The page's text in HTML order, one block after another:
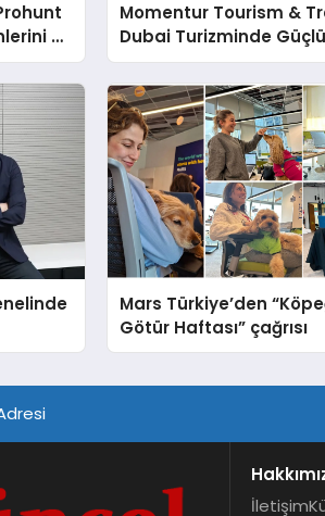
ve
Momentur Tourism &
Dubai Turizminde Güçlü
Operasyon Ağıyla Fark
Yaratıyor
Mars Türkiye’den
Götür Haftası” çağrısı
İletişim